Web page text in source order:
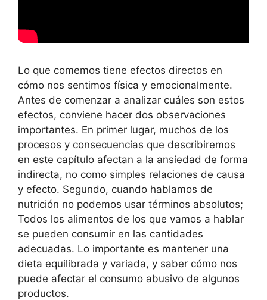
Lo que comemos tiene efectos directos en
cómo nos sentimos física y emocionalmente.
Antes de comenzar a analizar cuáles son estos
efectos, conviene hacer dos observaciones
importantes. En primer lugar, muchos de los
procesos y consecuencias que describiremos
en este capítulo afectan a la ansiedad de forma
indirecta, no como simples relaciones de causa
y efecto. Segundo, cuando hablamos de
nutrición no podemos usar términos absolutos;
Todos los alimentos de los que vamos a hablar
se pueden consumir en las cantidades
adecuadas. Lo importante es mantener una
dieta equilibrada y variada, y saber cómo nos
puede afectar el consumo abusivo de algunos
productos.